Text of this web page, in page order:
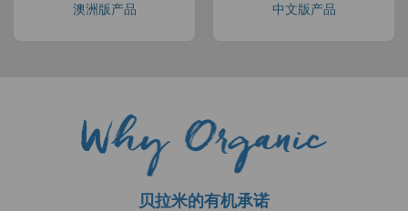
澳洲版产品 中文版产品
贝拉米的有机承诺